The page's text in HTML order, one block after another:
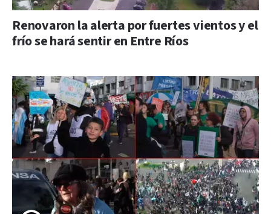
Renovaron la alerta por fuertes vientos y el
frío se hará sentir en Entre Ríos